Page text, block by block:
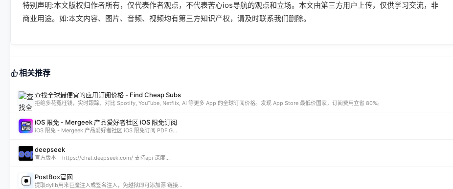
特别声明:本文版权归作者所有，仅代表作者观点，不代表苦心ios导航的观点和立场。本文由第三方用户上传，仅供学习交流，非
商业用途。如:本文内容、图片、音频、视频均有第三方知识产权，请及时联系我们删除。
相关推荐
查找全球最便宜的应用订阅价格 - Find Cheap Subs
拒绝多花冤枉钱，实时跟踪、对比 Spotify, YouTube, Netflix, AI 等更多 App 的全球订阅价格。发现 App Store 最低价国家，订阅费用立省 80%。
iOS 限免 - Mergeek 产品爱好者社区 iOS 限免订阅
iOS 限免 - Mergeek 产品爱好者社区 iOS 限免订阅 PDF G...
deepseek
官方版本 https://chat.deepseek.com/ 支持api 深度...
PostBox官网
提取dylib用来巨魔注入或签名注入，免越狱即可添加源 链接...